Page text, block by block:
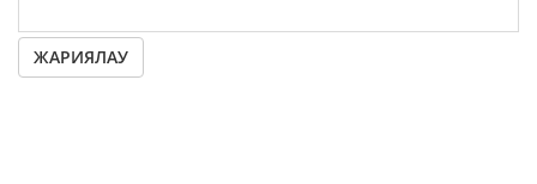
ЖАРИЯЛАУ